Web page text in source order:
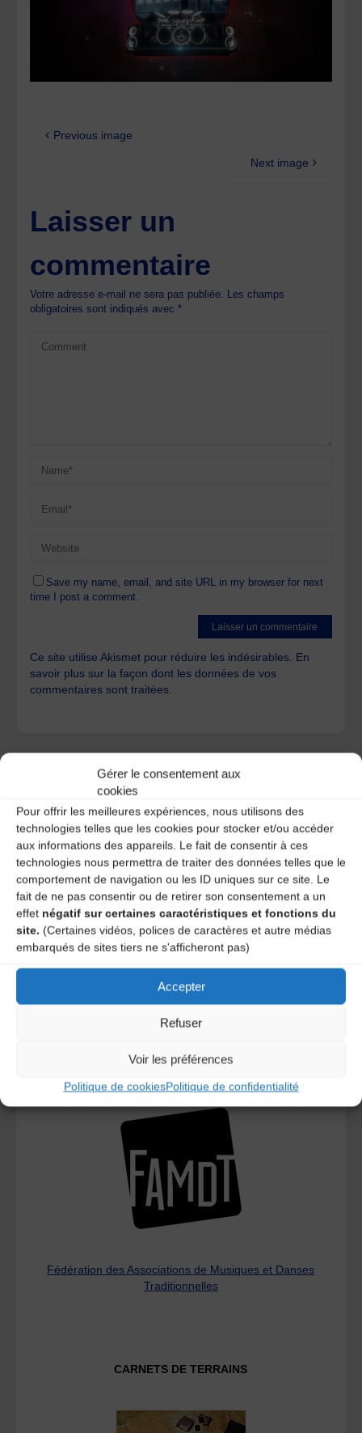
Gérer le consentement aux
cookies
Pour offrir les meilleures expériences, nous utilisons des
technologies telles que les cookies pour stocker et/ou accéder
aux informations des appareils. Le fait de consentir à ces
technologies nous permettra de traiter des données telles que le
comportement de navigation ou les ID uniques sur ce site. Le
fait de ne pas consentir ou de retirer son consentement a un
effet négatif sur certaines caractéristiques et fonctions du
site. (Certaines vidéos, polices de caractères et autre médias
embarqués de sites tiers ne s'afficheront pas)
Accepter
Refuser
Voir les préférences
Politique de cookiesPolitique de confidentialité
Previous image
Next image
Laisser un
commentaire
Votre adresse e-mail ne sera pas publiée. Les champs
obligatoires sont indiqués avec*
Save my name, email, and site URL in my browser for next
time I post a comment.
Ce site utilise Akismet pour réduire les indésirables. En
savoir plus sur la façon dont les données de vos
commentaires sont traitées.
A DECOUVRIR :
L’AMTA EST MEMBRE DE LA
Fédération des Associations de Musiques et Danses
Traditionnelles
CARNETS DE TERRAINS